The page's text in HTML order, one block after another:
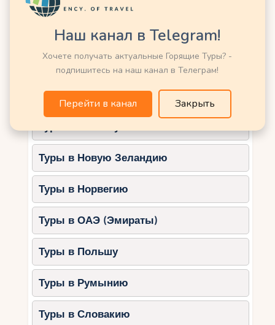
Купание в разрешённых зонах.
Берите с собой воду и удобную
обувь для долгих прогулок.
5. Шибеник и Задар
Эти два города идеально подходят для
Шибеник:
Собор Святого Иакова.
Национальный парк Крка.
Задар:
Морской орган и Приветствие
Солнцу.
Прогулки по старому городу.
Посетите семейные кемпинги в
этом регионе для бюджетного
Туры в Китай
Туры в Латвию
Туры в Марокко
Туры в Новую Зеландию
Туры в Норвегию
Туры в ОАЭ (Эмираты)
Туры в Польшу
Туры в Румынию
Туры в Словакию
Наш канал в Telegram!
Хочете получать актуальные Горящие Туры? -
подпишитесь на наш канал в Телеграм!
Перейти в канал Закрыть